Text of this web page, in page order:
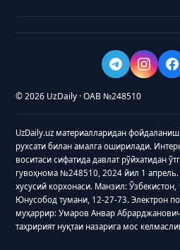
© 2026 UzDaily · ОАВ №248510
UzDaily.uz материалларидан
рухсати билан амалга оширилади.
воситаси сифатида давлат рўйхатидан
гувоҳнома №248510, 2024 йил 1 апрель.
хусусий корхонаси. Манзил:
Юнусобод тумани, 12-27-73. Электрон
муҳаррир: Умаров Анвар
таҳририят нуқтаи назарига мос